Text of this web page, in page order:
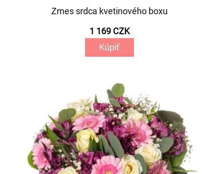
Zmes srdca kvetinového boxu
1 169 CZK
Kúpiť